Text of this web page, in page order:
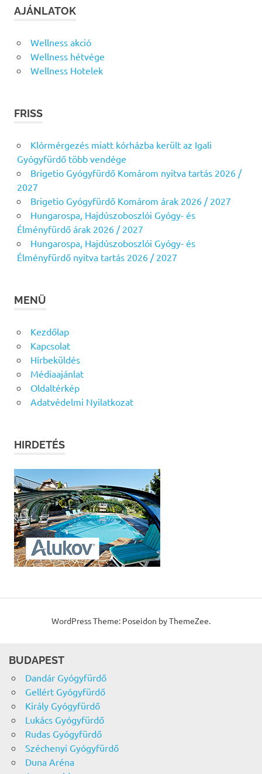
AJÁNLATOK
Wellness akció
Wellness hétvége
Wellness Hotelek
FRISS
Klórmérgezés miatt kórházba került az Igali
Gyógyfürdő több vendége
Brigetio Gyógyfürdő Komárom nyitva tartás 2026 /
2027
Brigetio Gyógyfürdő Komárom árak 2026 / 2027
Hungarospa, Hajdúszoboszlói Gyógy- és
Élményfürdő árak 2026 / 2027
Hungarospa, Hajdúszoboszlói Gyógy- és
Élményfürdő nyitva tartás 2026 / 2027
MENÜ
Kezdőlap
Kapcsolat
Hírbeküldés
Médiaajánlat
Oldaltérkép
Adatvédelmi Nyilatkozat
HIRDETÉS
WordPress Theme: Poseidon by ThemeZee.
BUDAPEST
Dandár Gyógyfürdő
Gellért Gyógyfürdő
Király Gyógyfürdő
Lukács Gyógyfürdő
Rudas Gyógyfürdő
Széchenyi Gyógyfürdő
Duna Aréna